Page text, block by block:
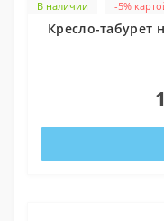
В наличии -5%
Кресло-табурет